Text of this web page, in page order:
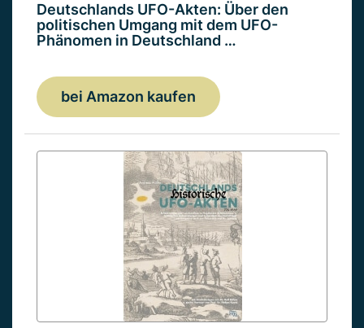
Deutschlands UFO-Akten: Über den
politischen Umgang mit dem UFO-
Phänomen in Deutschland …
bei Amazon kaufen